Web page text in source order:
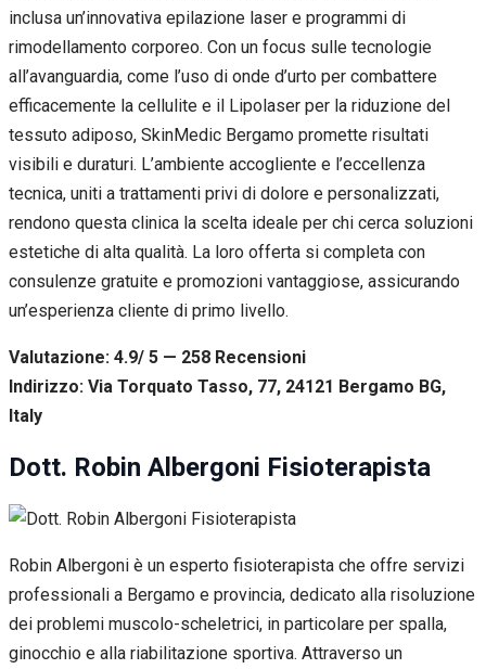
inclusa un’innovativa epilazione laser e programmi di
rimodellamento corporeo. Con un focus sulle tecnologie
all’avanguardia, come l’uso di onde d’urto per combattere
efficacemente la cellulite e il Lipolaser per la riduzione del
tessuto adiposo, SkinMedic Bergamo promette risultati
visibili e duraturi. L’ambiente accogliente e l’eccellenza
tecnica, uniti a trattamenti privi di dolore e personalizzati,
rendono questa clinica la scelta ideale per chi cerca soluzioni
estetiche di alta qualità. La loro offerta si completa con
consulenze gratuite e promozioni vantaggiose, assicurando
un’esperienza cliente di primo livello.
Valutazione: 4.9/ 5 — 258 Recensioni
Indirizzo: Via Torquato Tasso, 77, 24121 Bergamo BG,
Italy
Dott. Robin Albergoni Fisioterapista
Robin Albergoni è un esperto fisioterapista che offre servizi
professionali a Bergamo e provincia, dedicato alla risoluzione
dei problemi muscolo-scheletrici, in particolare per spalla,
ginocchio e alla riabilitazione sportiva. Attraverso un